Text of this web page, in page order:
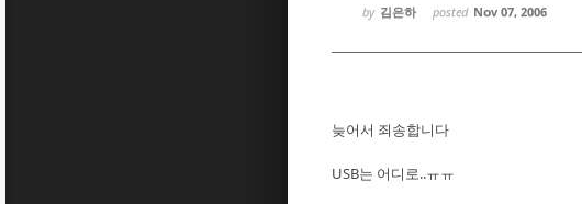
by 김은하 posted Nov 07, 2006
늦어서 죄송합니다
USB는 어디로..ㅠㅠ
Sketchbook5, 스케치북5
Sketchbook5, 스케치북5